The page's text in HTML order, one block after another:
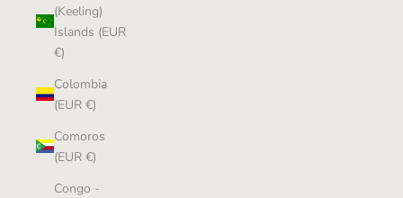
(Keeling)
Islands (EUR
€)
Colombia
(EUR €)
Comoros
(EUR €)
Congo -